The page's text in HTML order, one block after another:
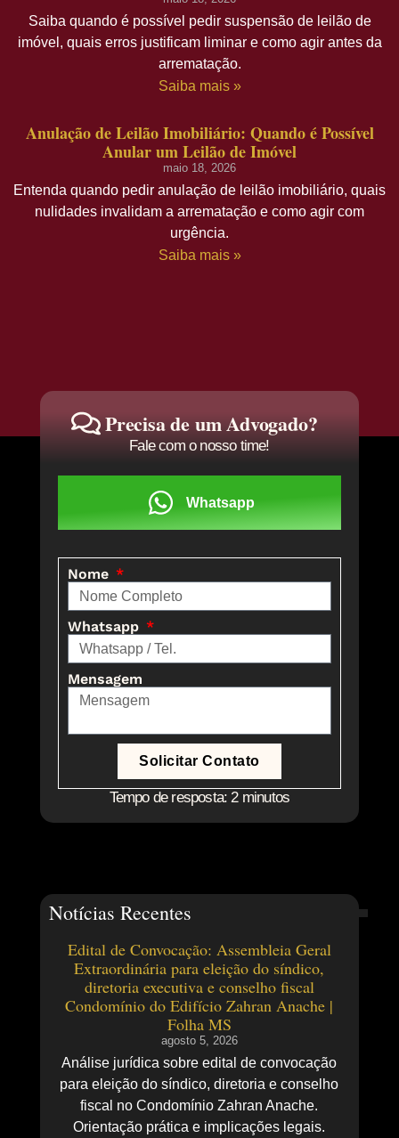
Saiba quando é possível pedir suspensão de leilão de
imóvel, quais erros justificam liminar e como agir antes da
arrematação.
Saiba mais »
Anulação de Leilão Imobiliário: Quando é Possível
Anular um Leilão de Imóvel
maio 18, 2026
Entenda quando pedir anulação de leilão imobiliário, quais
nulidades invalidam a arrematação e como agir com
urgência.
Saiba mais »
Precisa de um Advogado?
Fale com o nosso time!
Whatsapp
Nome
Whatsapp
Mensagem
Solicitar Contato
Tempo de resposta: 2 minutos
Notícias Recentes
Edital de Convocação: Assembleia Geral
Extraordinária para eleição do síndico,
diretoria executiva e conselho fiscal
Condomínio do Edifício Zahran Anache |
Folha MS
agosto 5, 2026
Análise jurídica sobre edital de convocação
para eleição do síndico, diretoria e conselho
fiscal no Condomínio Zahran Anache.
Orientação prática e implicações legais.